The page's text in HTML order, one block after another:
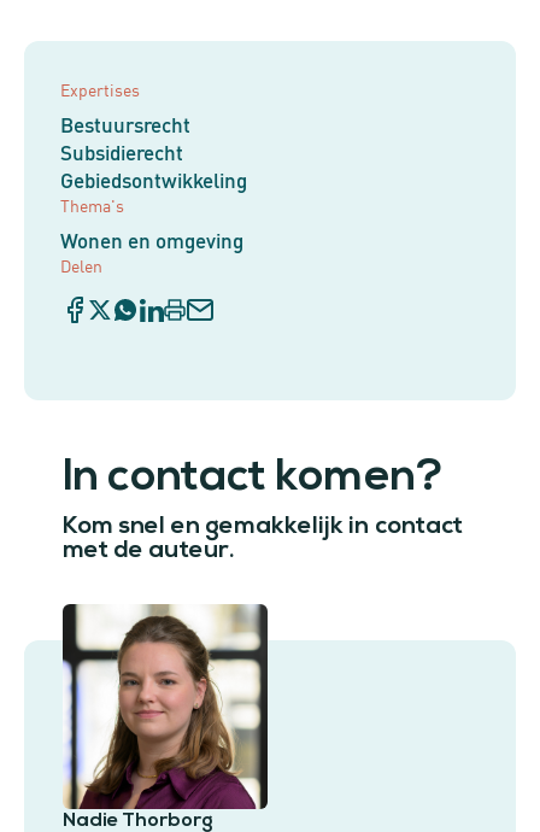
Expertises
Bestuursrecht
Subsidierecht
Gebiedsontwikkeling
Thema's
Wonen en omgeving
Delen
In contact komen?
Kom snel en gemakkelijk in contact
met de auteur.
Nadie Thorborg